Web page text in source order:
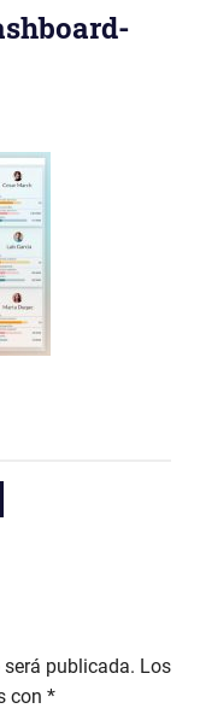
publicada. Los
con *